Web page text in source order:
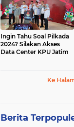
Ingin Tahu Soal Pilkada
2024? Silakan Akses
Data Center KPU Jatim
Ke
Berita